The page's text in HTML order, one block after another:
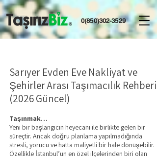
0(850)302-3529
Sarıyer Evden Eve Nakliyat ve
Şehirler Arası Taşımacılık Rehberi
(2026 Güncel)
Taşınmak…
Yeni bir başlangıcın heyecanı ile birlikte gelen bir
süreçtir. Ancak doğru planlama yapılmadığında
stresli, yorucu ve hatta maliyetli bir hale dönüşebilir.
Özellikle İstanbul’un en özel ilçelerinden biri olan